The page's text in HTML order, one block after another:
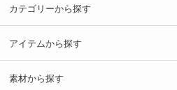
カテゴリーから探す
アイテムから探す
素材から探す